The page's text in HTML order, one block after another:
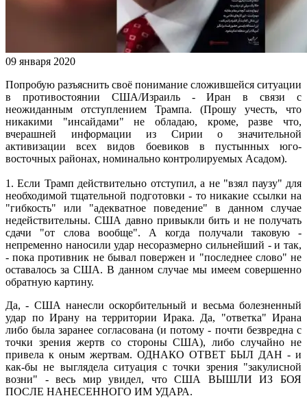
09 января 2020
Попробую разъяснить своё понимание сложившейся ситуации
в противостоянии США/Израиль - Иран в связи с
неожиданным отступлением Трампа. (Прошу учесть, что
никакими "инсайдами" не обладаю, кроме, разве что,
вчерашней информации из Сирии о значительной
активизации всех видов боевиков в пустынных юго-
восточных районах, номинально контролируемых Асадом).
1. Если Трамп действительно отступил, а не "взял паузу" для
необходимой тщательной подготовки - то никакие ссылки на
"гибкость" или "адекватное поведение" в данном случае
недействительны. США давно привыкли бить и не получать
сдачи "от слова вообще". А когда получали таковую -
непременно наносили удар несоразмерно сильнейший - и так,
- пока противник не бывал повержен и "последнее слово" не
оставалось за США. В данном случае мы имеем совершенно
обратную картину.
Да, - США нанесли оскорбительный и весьма болезненный
удар по Ирану на территории Ирака. Да, "ответка" Ирана
либо была заранее согласована (и потому - почти безвредна с
точки зрения жертв со стороны США), либо случайно не
привела к оным жертвам. ОДНАКО ОТВЕТ БЫЛ ДАН - и
как-бы не выглядела ситуация с точки зрения "закулисной
возни" - весь мир увидел, что США ВЫШЛИ ИЗ БОЯ
ПОСЛЕ НАНЕСЕННОГО ИМ УДАРА.